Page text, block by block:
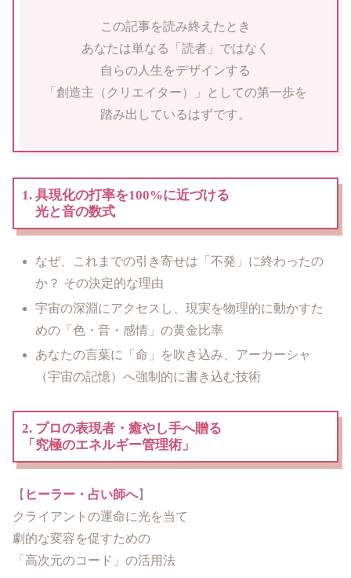
この記事を読み終えたとき
あなたは単なる「読者」ではなく
自らの人生をデザインする
「創造主（クリエイター）」としての第一歩を
踏み出しているはずです。
1. 具現化の打率を100%に近づける
光と音の数式
なぜ、これまでの引き寄せは「不発」に終わったの
か？ その決定的な理由
宇宙の深淵にアクセスし、現実を物理的に動かすた
めの「色・音・感情」の黄金比率
あなたの言葉に「命」を吹き込み、アーカーシャ
（宇宙の記憶）へ強制的に書き込む技術
2. プロの表現者・癒やし手へ贈る
「究極のエネルギー管理術」
【 ヒーラー・占い師へ】
クライアントの運命に光を当て
劇的な変容を促すための
「高次元のコード」の活用法